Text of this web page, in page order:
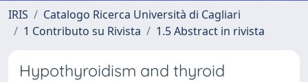
IRIS
Catalogo Ricerca Università di Cagliari
1 Contributo su Rivista
1.5 Abstract in rivista
Hypothyroidism and thyroid